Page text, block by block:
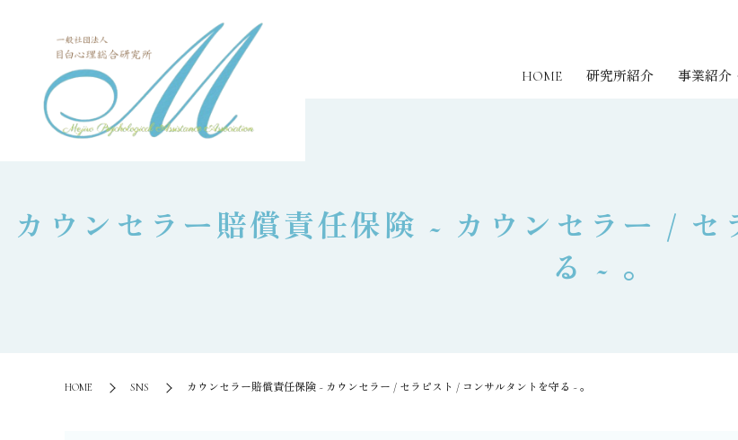
HOME 研究所紹介 事業紹介
カウンセラー賠償責任保険 ~ カウンセラー /
る ~ 。
HOME SNS ⁡カウンセラー賠償責任保険 ~ カウンセラー / セラピスト / コンサルタントを守る ~ 。